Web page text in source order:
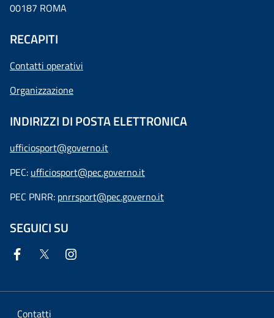
00187 ROMA
RECAPITI
Contatti operativi
Organizzazione
INDIRIZZI DI POSTA ELETTRONICA
ufficiosport@governo.it
PEC: ufficiosport@pec.governo.it
PEC PNRR: pnrrsport@pec.governo.it
SEGUICI SU
Contatti